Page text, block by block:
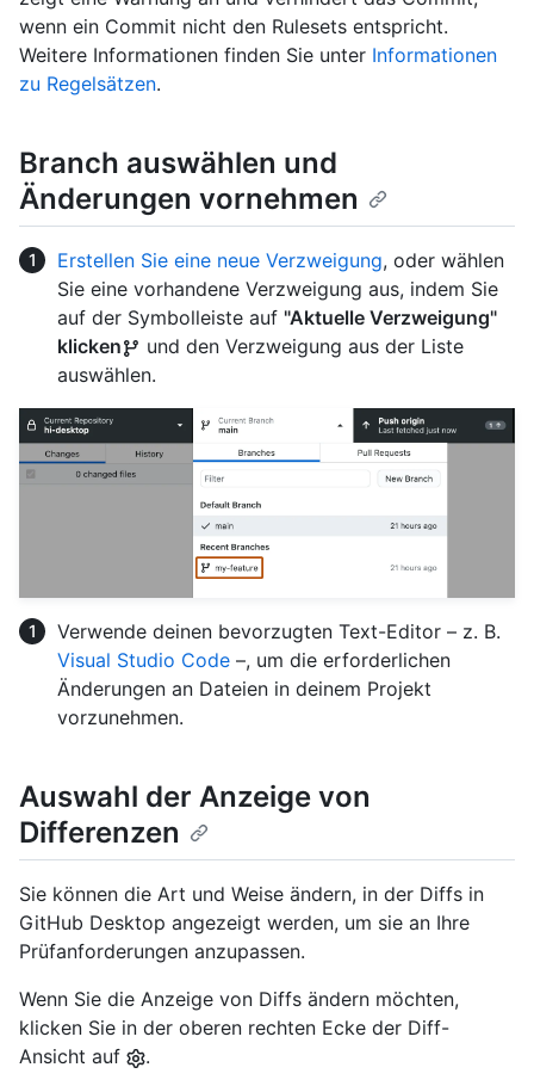
wenn ein Commit nicht den Rulesets entspricht.
Weitere Informationen finden Sie unter Informationen
zu Regelsätzen.
Branch auswählen und
Änderungen vornehmen
Erstellen Sie eine neue Verzweigung, oder wählen
Sie eine vorhandene Verzweigung aus, indem Sie
auf der Symbolleiste auf "Aktuelle Verzweigung"
klicken
und den Verzweigung aus der Liste
auswählen.
Verwende deinen bevorzugten Text-Editor – z. B.
Visual Studio Code –, um die erforderlichen
Änderungen an Dateien in deinem Projekt
vorzunehmen.
Auswahl der Anzeige von
Differenzen
Sie können die Art und Weise ändern, in der Diffs in
GitHub Desktop angezeigt werden, um sie an Ihre
Prüfanforderungen anzupassen.
Wenn Sie die Anzeige von Diffs ändern möchten,
klicken Sie in der oberen rechten Ecke der Diff-
Ansicht auf
.